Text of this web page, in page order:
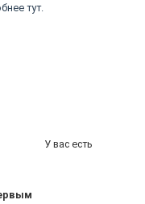
тут.
У вас есть